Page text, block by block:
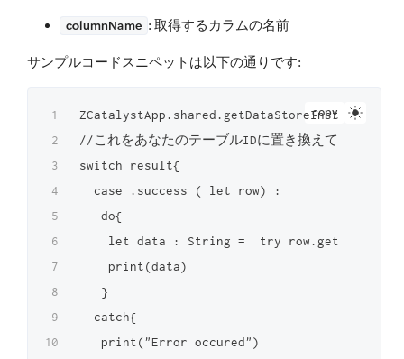
columnName : 取得するカラムの名前
サンプルコードスニペットは以下の通りです:
copy
//これをあなたのテーブルIDに置き換えてください
switch result{
  case .success ( let row) :
   do{
let data : String =  try
    print(data)
   }
  catch{
   print("Error occured")